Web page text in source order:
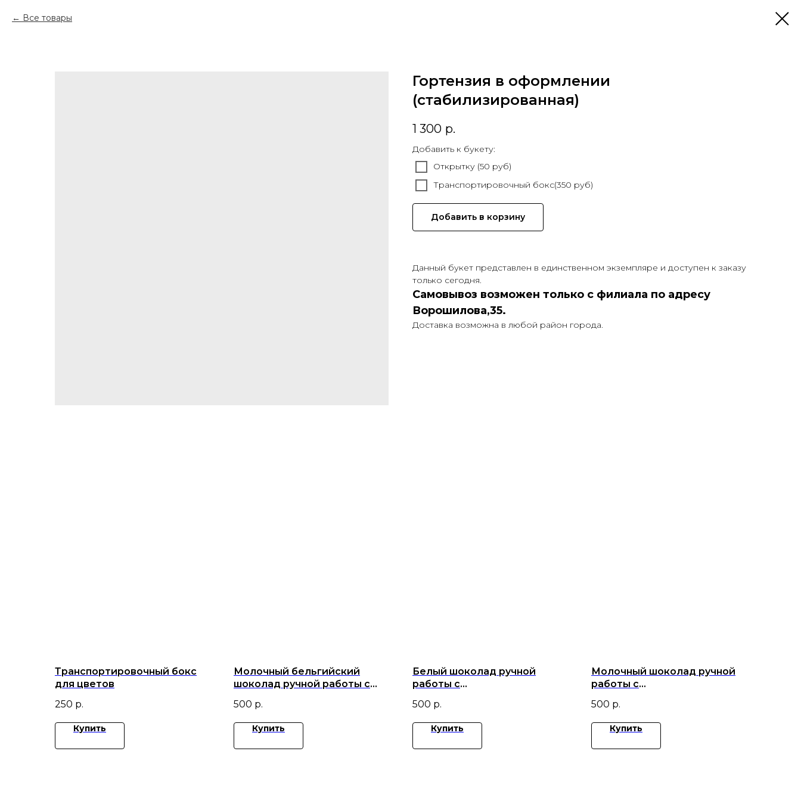
Все товары
Гортензия в оформлении
(стабилизированная)
1 300 р.
Добавить к букету:
Открытку (50 руб)
Транспортировочный бокс(350 руб)
Добавить в корзину
Данный букет представлен в единственном экземпляре и доступен к заказу
только сегодня.
Самовывоз возможен только с филиала по адресу
Ворошилова,35.
Доставка возможна в любой район города.
Транспортировочный бокс
для цветов
250 р.
Купить
Молочный бельгийский
шоколад ручной работы с
черникой.
500 р.
Купить
Белый шоколад ручной
работы с
миндалем
500 р.
Купить
Молочный шоколад ручной
работы с
миндалем.
500 р.
Купить